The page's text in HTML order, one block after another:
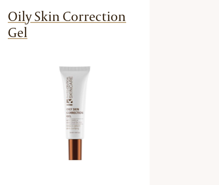
Oily Skin Correction
Gel